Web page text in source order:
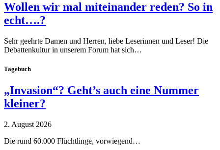
Wollen wir mal miteinander reden? So in
echt….?
Sehr geehrte Damen und Herren, liebe Leserinnen und Leser! Die
Debattenkultur in unserem Forum hat sich…
Tagebuch
„Invasion“? Geht’s auch eine Nummer
kleiner?
2. August 2026
Die rund 60.000 Flüchtlinge, vorwiegend…